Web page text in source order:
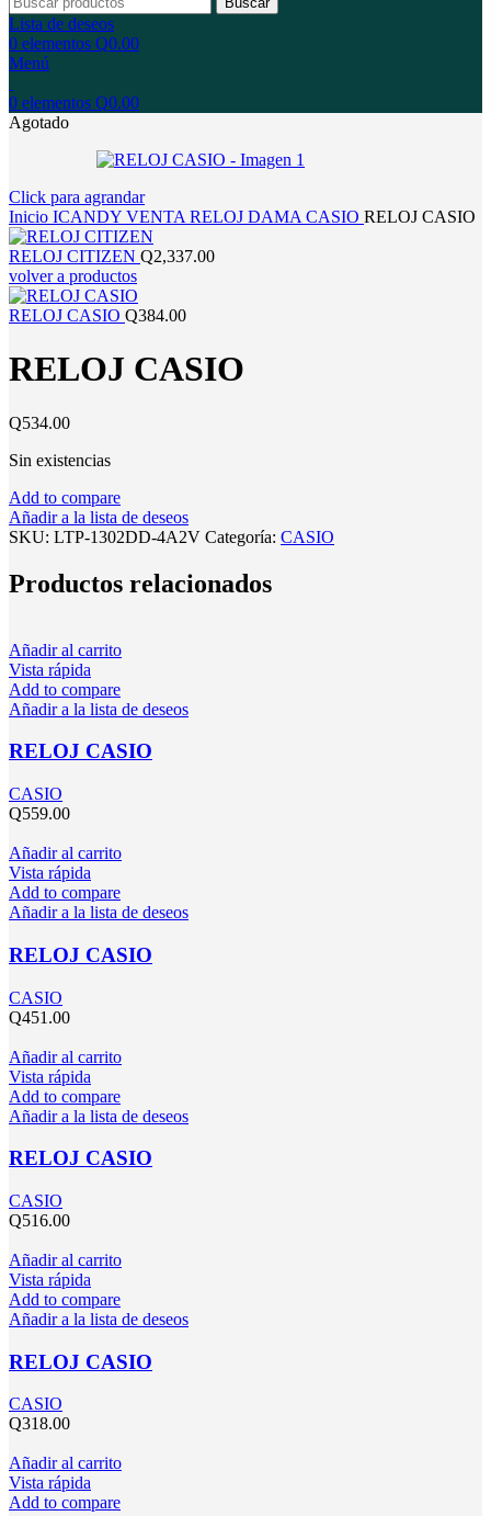
Lista de deseos
0 elementos Q0.00
Menú
0 elementos Q0.00
Agotado
Click para agrandar
Inicio ICANDY VENTA RELOJ DAMA CASIO RELOJ CASIO
RELOJ CITIZEN Q2,337.00
volver a productos
RELOJ CASIO Q384.00
RELOJ CASIO
Q534.00
Sin existencias
Add to compare
Añadir a la lista de deseos
SKU: LTP-1302DD-4A2V Categoría: CASIO
Productos relacionados
Añadir al carrito
Vista rápida
Add to compare
Añadir a la lista de deseos
RELOJ CASIO
CASIO
Q559.00
Añadir al carrito
Vista rápida
Add to compare
Añadir a la lista de deseos
RELOJ CASIO
CASIO
Q451.00
Añadir al carrito
Vista rápida
Add to compare
Añadir a la lista de deseos
RELOJ CASIO
CASIO
Q516.00
Añadir al carrito
Vista rápida
Add to compare
Añadir a la lista de deseos
RELOJ CASIO
CASIO
Q318.00
Añadir al carrito
Vista rápida
Add to compare